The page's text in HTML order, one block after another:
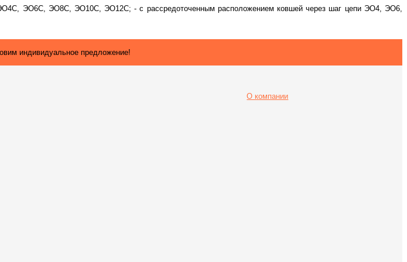
ЭО6С, ЭО8С, ЭО10С, ЭО12С; - с рассредоточенным расположением ковшей через шаг цепи ЭО4, ЭО6,
индивидуальное предложение!
О компании